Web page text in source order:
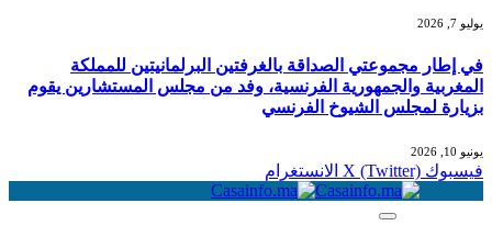
يوليو 7, 2026
في إطار مجموعتي الصداقة بالغرفتين البرلمانيتين للمملكة
المغربية والجمهورية الفرنسية، وفد من مجلس المستشارين يقوم
بزيارة لمجلس الشيوخ الفرنسي
يونيو 10, 2026
فيسبوك X (Twitter) الانستغرام